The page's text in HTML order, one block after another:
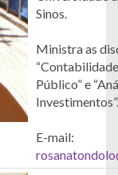
Sinos.
Ministra as
Público” e
Investimentos”.
E-mail: